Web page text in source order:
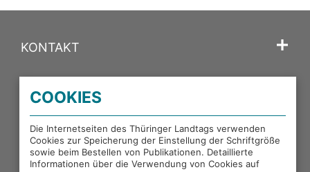
KONTAKT
PORTALE DES THÜRINGER LANDTAGS
EXTERNE LINKS
COOKIES
Die Internetseiten des Thüringer Landtags verwenden
Cookies zur Speicherung der Einstellung der Schriftgröße
sowie beim Bestellen von Publikationen. Detaillierte
Informationen über die Verwendung von Cookies auf